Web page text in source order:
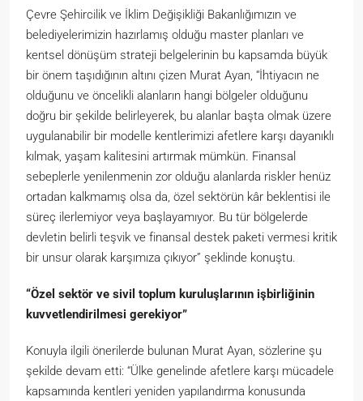
Çevre Şehircilik ve İklim Değişikliği Bakanlığımızın ve
belediyelerimizin hazırlamış olduğu master planları ve
kentsel dönüşüm strateji belgelerinin bu kapsamda büyük
bir önem taşıdığının altını çizen Murat Ayan, “İhtiyacın ne
olduğunu ve öncelikli alanların hangi bölgeler olduğunu
doğru bir şekilde belirleyerek, bu alanlar başta olmak üzere
uygulanabilir bir modelle kentlerimizi afetlere karşı dayanıklı
kılmak, yaşam kalitesini artırmak mümkün. Finansal
sebeplerle yenilenmenin zor olduğu alanlarda riskler henüz
ortadan kalkmamış olsa da, özel sektörün kâr beklentisi ile
süreç ilerlemiyor veya başlayamıyor. Bu tür bölgelerde
devletin belirli teşvik ve finansal destek paketi vermesi kritik
bir unsur olarak karşımıza çıkıyor” şeklinde konuştu.
“Özel sektör ve sivil toplum kuruluşlarının işbirliğinin
kuvvetlendirilmesi gerekiyor”
Konuyla ilgili önerilerde bulunan Murat Ayan, sözlerine şu
şekilde devam etti: “Ülke genelinde afetlere karşı mücadele
kapsamında kentleri yeniden yapılandırma konusunda